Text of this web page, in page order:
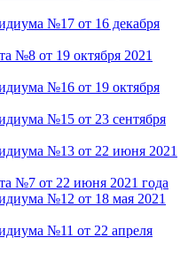
№17 от 16 декабря
№8 от 19 октября 2021
№16 от 19 октября
№15 от 23 сентября
№13 от 22 июня 2021
№7 от 22 июня 2021 года
№12 от 18 мая 2021
№11 от 22 апреля